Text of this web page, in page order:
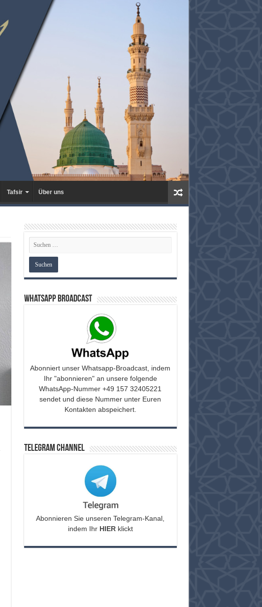
Tafsir Über uns
WhatsApp Broadcast
Abonniert unser Whatsapp-Broadcast, indem
Ihr "abonnieren" an unsere folgende
WhatsApp-Nummer +49 157 32405221
sendet und diese Nummer unter Euren
Kontakten abspeichert.
Telegram Channel
Abonnieren Sie unseren Telegram-Kanal,
indem Ihr HIERklickt